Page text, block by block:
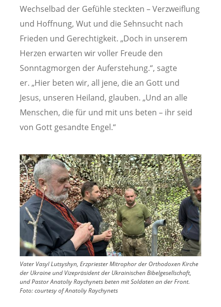
Wechselbad der Gefühle steckten – Verzweiflung
und Hoffnung, Wut und die Sehnsucht nach
Frieden und Gerechtigkeit. „Doch in unserem
Herzen erwarten wir voller Freude den
Sonntagmorgen der Auferstehung.“, sagte
er. „Hier beten wir, all jene, die an Gott und
Jesus, unseren Heiland, glauben. „Und an alle
Menschen, die für und mit uns beten – ihr seid
von Gott gesandte Engel.“
Image
Vater Vasyl Lutsyshyn, Erzpriester Mitrophor der Orthodoxen Kirche
der Ukraine und Vizepräsident der Ukrainischen Bibelgesellschaft,
und Pastor Anatoliy Raychynets beten mit Soldaten an der Front.
Foto:courtesy of Anatoliy Raychynets